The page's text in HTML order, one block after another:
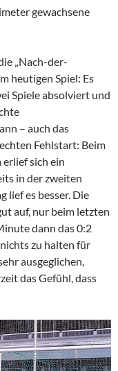
gewachsene
„Nach-der-
heutigen Spiel: Es
Spiele absolviert und
– auch das
Fehlstart: Beim
sich ein
in der zweiten
lief es besser. Die
auf, nur beim letzten
dann das 0:2
zu halten für
ausgeglichen,
das Gefühl, dass